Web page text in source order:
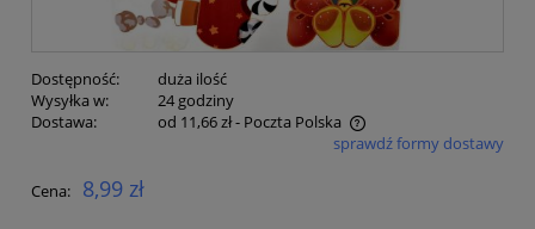
Dostępność:
duża ilość
Wysyłka w:
24 godziny
Dostawa:
od 11,66 zł- Poczta Polska
Cena nie zawiera ewentualnych kosztów płatnościsprawdź formy dostawy
Cena: 8,99 zł